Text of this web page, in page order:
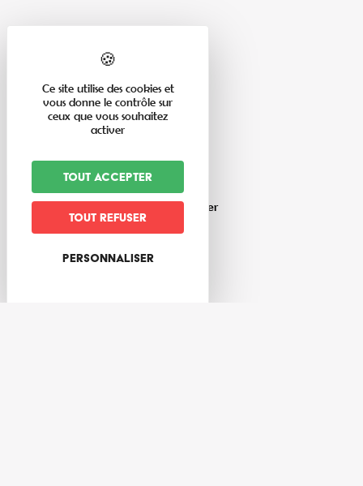
Tarifs
Moyen de paiement
Chèque
Tickets restaurant-chèques déjeuner
Ce site utilise des cookies et
vous donne le contrôle sur
ceux que vous souhaitez
activer
Tout accepter
Tout refuser
Personnaliser